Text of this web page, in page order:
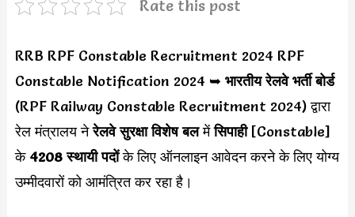
Rate this post
RRB RPF Constable Recruitment 2024 RPF
Constable Notification 2024 ➥ भारतीय रेलवे भर्ती बोर्ड
(RPF Railway Constable Recruitment 2024) द्वारा
रेल मंत्रालय नेरेलवे सुरक्षा विशेष बलमेंसिपाही[Constable]
के 4208 स्थायी पदोंके लिए ऑनलाइन आवेदन करने के लिए योग्य
उम्मीदवारों को आमंत्रित कर रहा है।